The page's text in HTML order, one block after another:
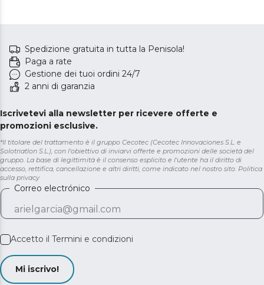
Spedizione gratuita in tutta la Penisola!
Paga a rate
Gestione dei tuoi ordini 24/7
2 anni di garanzia
Iscrivetevi alla newsletter per ricevere offerte e
promozioni esclusive.
*Il titolare del trattamento è il gruppo Cecotec (Cecotec Innovaciones S.L. e
Solotriatlon S.L.), con l'obiettivo di inviarvi offerte e promozioni delle società del
gruppo. La base di legittimità è il consenso esplicito e l'utente ha il diritto di
accesso, rettifica, cancellazione e altri diritti, come indicato nel nostro sito. Politica
sulla privacy
Correo electrónico
Accetto il Termini e condizioni
Mi iscrivo!